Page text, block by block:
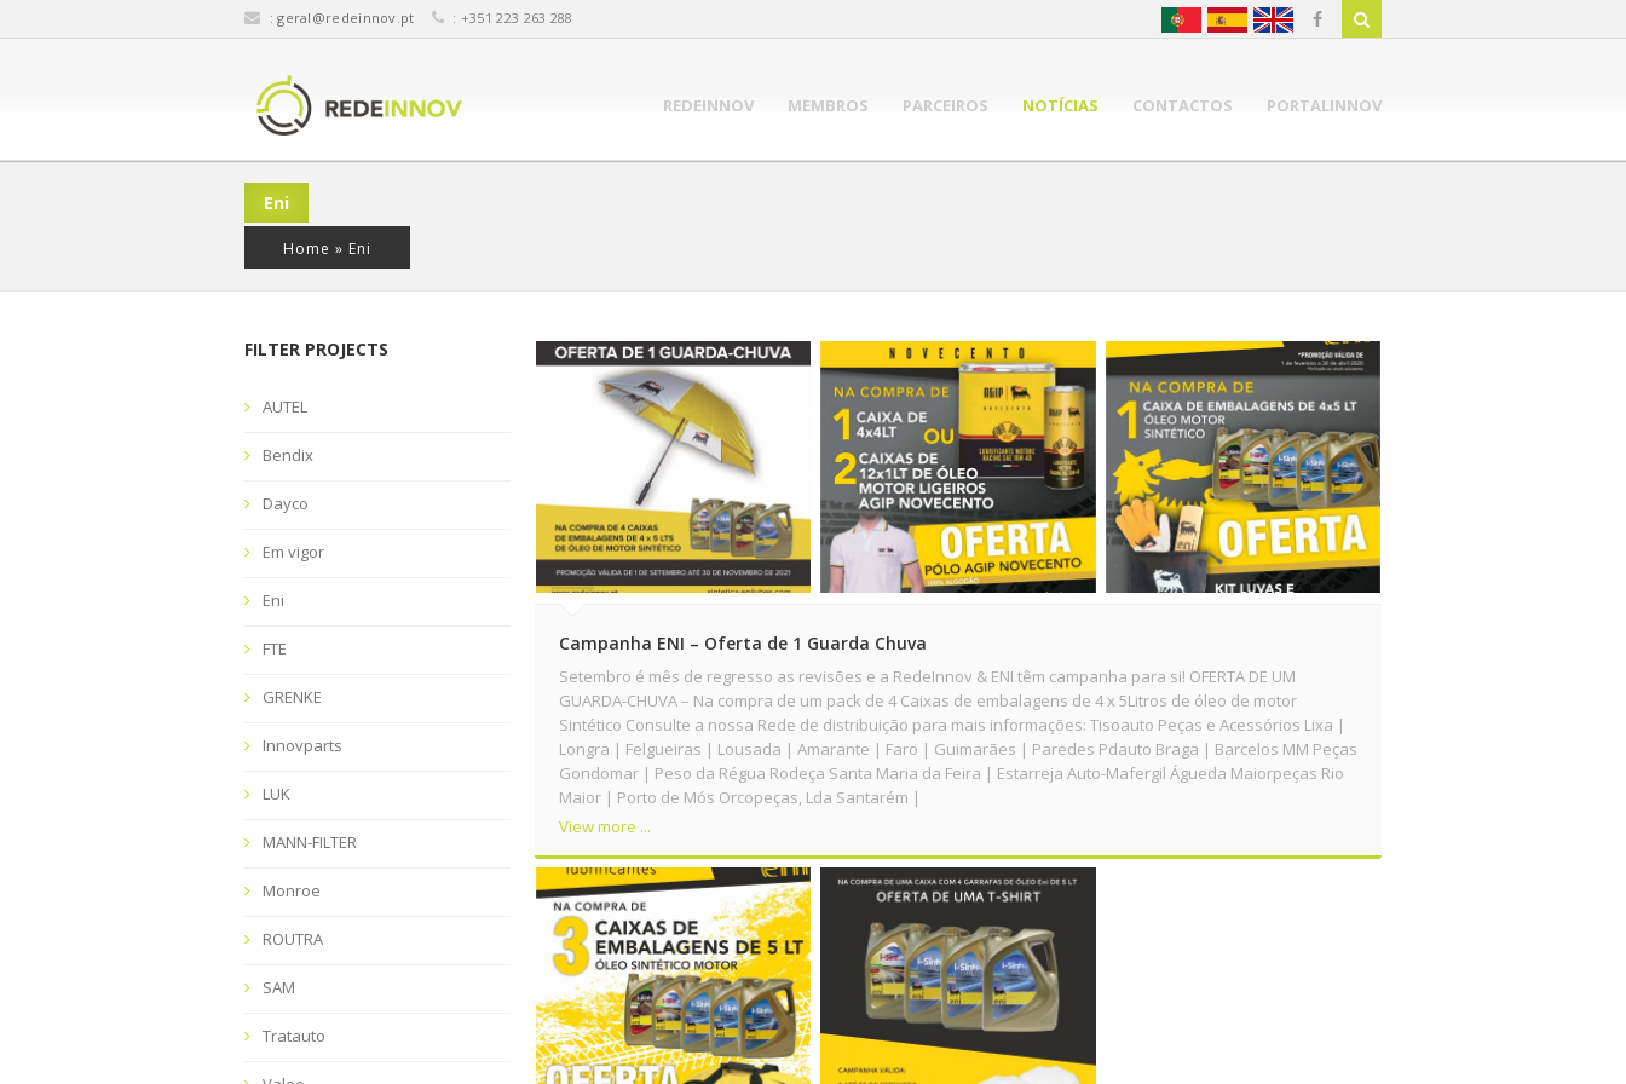
:geral@redeinnov.pt : +351 223 263 288
REDEINNOV MEMBROS PARCEIROS NOTÍCIAS CONTACTOS PORTALINNOV
Eni
Home » Eni
FILTER PROJECTS
AUTEL
Bendix
Dayco
Em vigor
Eni
FTE
GRENKE
Innovparts
LUK
MANN-FILTER
Monroe
ROUTRA
SAM
Tratauto
Campanha ENI – Oferta de 1 Guarda Chuva
Setembro é mês de regresso as revisões e a RedeInnov & ENI têm campanha para si! OFERTA DE UM
GUARDA-CHUVA – Na compra de um pack de 4 Caixas de embalagens de 4 x 5Litros de óleo de motor
Sintético Consulte a nossa Rede de distribuição para mais informações: Tisoauto Peças e Acessórios Lixa |
Longra | Felgueiras | Lousada | Amarante | Faro | Guimarães | Paredes Pdauto Braga | Barcelos MM Peças
Gondomar | Peso da Régua Rodeça Santa Maria da Feira | Estarreja Auto-Mafergil Águeda Maiorpeças Rio
Maior | Porto de Mós Orcopeças, Lda Santarém |
View more ...